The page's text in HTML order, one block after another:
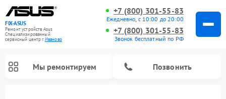
FIX-ASUS
Ремонт устройств Asus
Специализированный
cервисный центр г.Иваново
+7 (800) 301-55-83
Ежедневно, с 10:00 до 20:00
+7 (800) 301-55-83
Звонок бесплатный по РФ
Мы ремонтируем Позвонить